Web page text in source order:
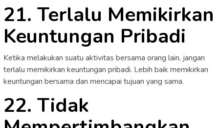
21. Terlalu Memikirkan
Keuntungan Pribadi
Ketika melakukan suatu aktivitas bersama orang lain, jangan
terlalu memikirkan keuntungan pribadi. Lebih baik memikirkan
keuntungan bersama dan mencapai tujuan yang sama.
22. Tidak